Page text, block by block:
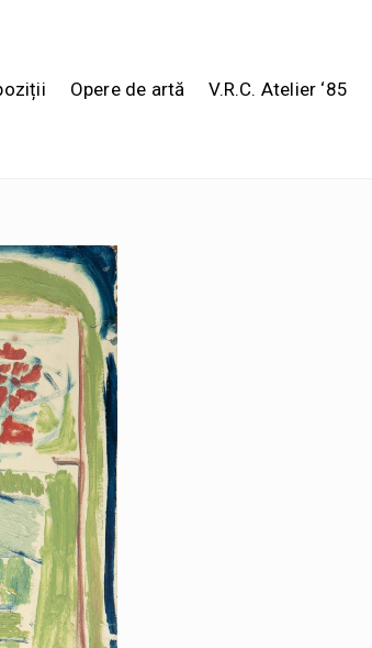
Opere de artă V.R.C. Atelier ‘85